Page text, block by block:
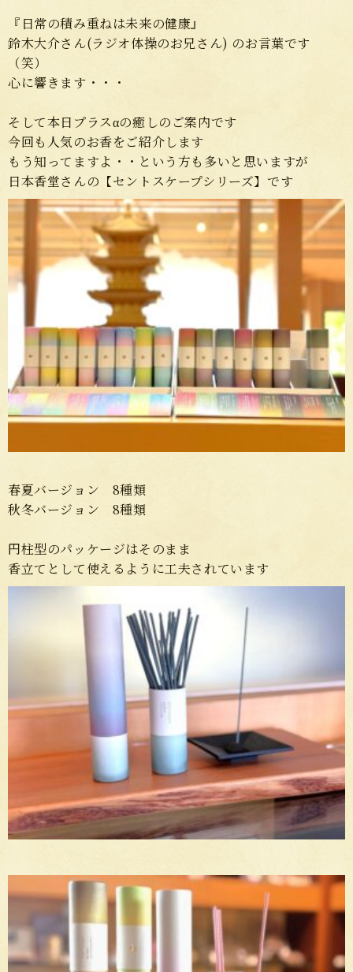
『日常の積み重ねは未来の健康』
鈴木大介さん(ラジオ体操のお兄さん) のお言葉です
（笑）
心に響きます・・・
そして本日プラスαの癒しのご案内です
今回も人気のお香をご紹介します
もう知ってますよ・・という方も多いと思いますが
日本香堂さんの【セントスケープシリーズ】です
春夏バージョン 8種類
秋冬バージョン 8種類
円柱型のパッケージはそのまま
香立てとして使えるように工夫されています